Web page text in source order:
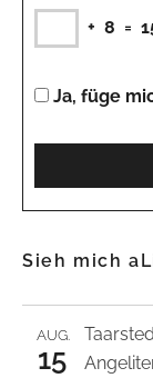
+ 8 =
Ja, füge
Sieh mich
AUG.
15